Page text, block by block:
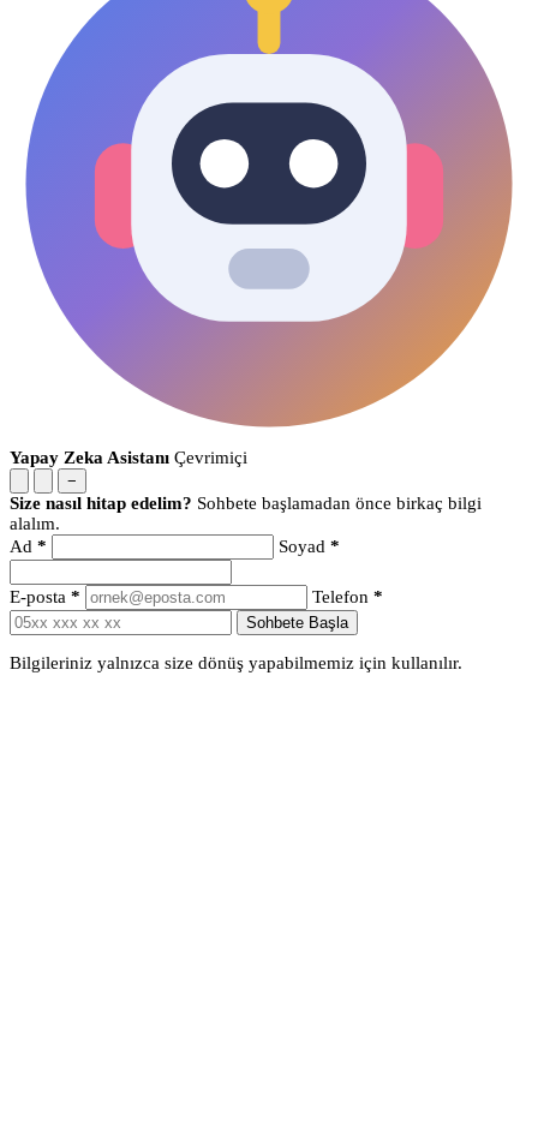
Yapay Zeka Asistanı Çevrimiçi
−
Size nasıl hitap edelim? Sohbete başlamadan önce birkaç bilgi
alalım.
Ad * Soyad *
E-posta * Telefon *
Sohbete Başla
Bilgileriniz yalnızca size dönüş yapabilmemiz için kullanılır.